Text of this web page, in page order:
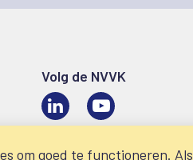
Volg de NVVK
LinkedIn
om goed te functioneren.